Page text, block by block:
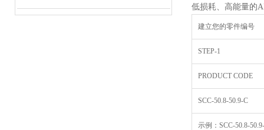
低损耗、高能量的
建立您的零件编号
STEP-1
PRODUCT CODE
SCC-50.8-50.9-C
示例：SCC-50.8-